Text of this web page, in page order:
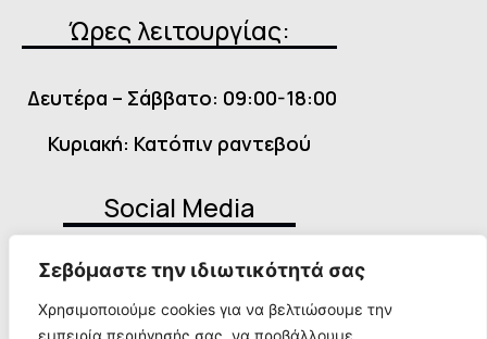
Σεβόμαστε την ιδιωτικότητά σας
Χρησιμοποιούμε cookies για να βελτιώσουμε την
εμπειρία περιήγησής σας, να προβάλλουμε
Ώρες λειτουργίας:
Δευτέρα – Σάββατο: 09:00-18:00
Κυριακή: Κατόπιν ραντεβού
Social Media